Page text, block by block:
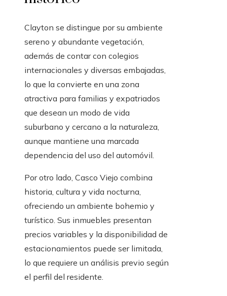
Clayton se distingue por su ambiente
sereno y abundante vegetación,
además de contar con colegios
internacionales y diversas embajadas,
lo que la convierte en una zona
atractiva para familias y expatriados
que desean un modo de vida
suburbano y cercano a la naturaleza,
aunque mantiene una marcada
dependencia del uso del automóvil.
Por otro lado, Casco Viejo combina
historia, cultura y vida nocturna,
ofreciendo un ambiente bohemio y
turístico. Sus inmuebles presentan
precios variables y la disponibilidad de
estacionamientos puede ser limitada,
lo que requiere un análisis previo según
el perfil del residente.